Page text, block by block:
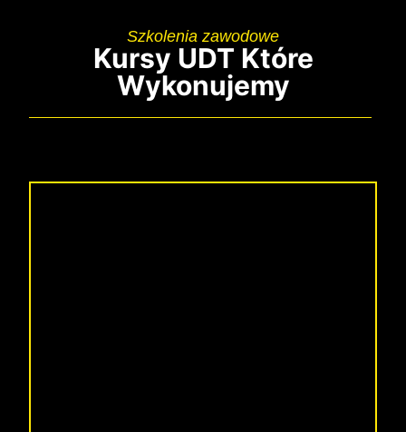
Szkolenia zawodowe
Kursy UDT Które
Wykonujemy